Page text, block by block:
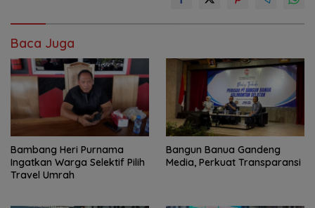
Baca Juga
Bambang Heri Purnama
Ingatkan Warga Selektif Pilih
Travel Umrah
Bangun Banua Gandeng
Media, Perkuat Transparansi